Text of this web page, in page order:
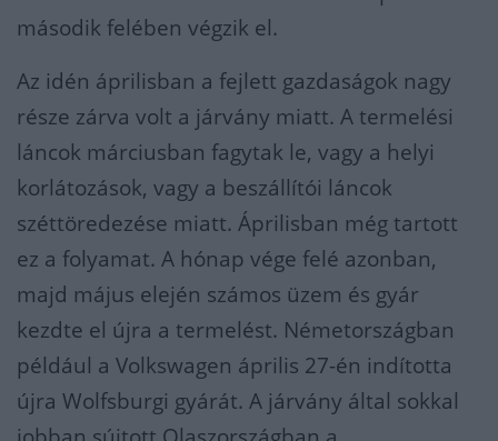
második felében végzik el.
Az idén áprilisban a fejlett gazdaságok nagy
része zárva volt a járvány miatt. A termelési
láncok márciusban fagytak le, vagy a helyi
korlátozások, vagy a beszállítói láncok
széttöredezése miatt. Áprilisban még tartott
ez a folyamat. A hónap vége felé azonban,
majd május elején számos üzem és gyár
kezdte el újra a termelést. Németországban
például a Volkswagen április 27-én indította
újra Wolfsburgi gyárát. A járvány által sokkal